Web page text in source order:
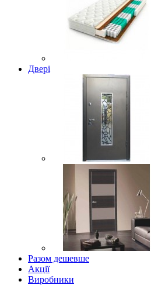
Двері
Разом дешевше
Акції
Виробники